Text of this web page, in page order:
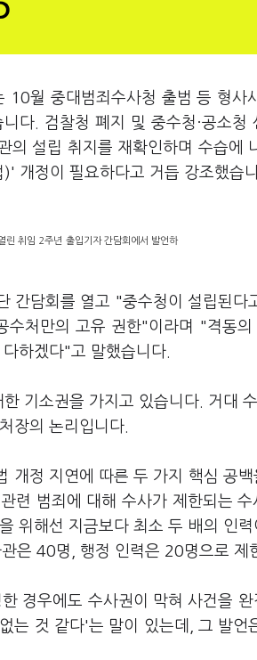
10월 중대범죄수사청 출범 등 형사
다. 검찰청 폐지 및 중수청·공소청
설립 취지를 재확인하며 수습에
개정이 필요하다고 거듭 강조했습
린 취임 2주년 출입기자 간담회에서 발언하
간담회를 열고 "중수청이 설립된다
처만의 고유 권한"이라며 "격동의
하겠다"고 말했습니다.
기소권을 가지고 있습니다. 거대
장의 논리입니다.
개정 지연에 따른 두 가지 핵심 공백
련 범죄에 대해 수사가 제한되는 수
위해선 지금보다 최소 두 배의 인
은 40명, 행정 인력은 20명으로 제
경우에도 수사권이 막혀 사건을
는 것 같다'는 말이 있는데, 그 발언